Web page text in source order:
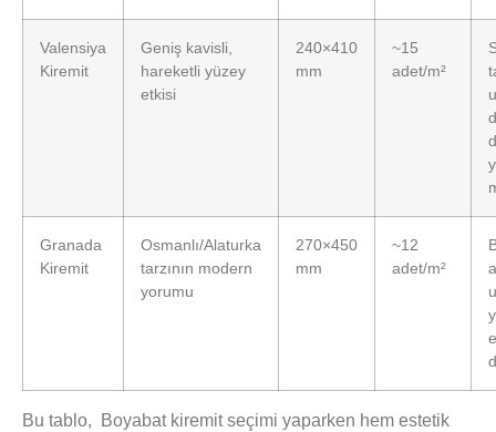
Valensiya
Kiremit
Geniş kavisli,
hareketli yüzey
etkisi
240×410
mm
~15
adet/m²
Granada
Kiremit
Osmanlı/Alaturka
tarzının modern
yorumu
270×450
mm
~12
adet/m²
Bu tablo, Boyabat kiremit seçimi yaparken hem estetik